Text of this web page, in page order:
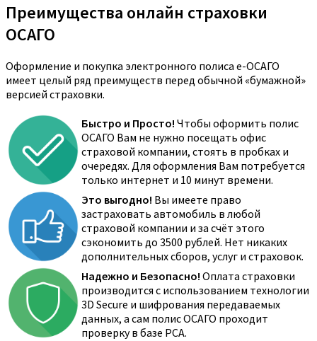
Преимущества онлайн страховки
ОСАГО
Оформление и покупка электронного полиса е-ОСАГО
имеет целый ряд преимуществ перед обычной «бумажной»
версией страховки.
Быстро и Просто! Чтобы оформить полис
ОСАГО Вам не нужно посещать офис
страховой компании, стоять в пробках и
очередях. Для оформления Вам потребуется
только интернет и 10 минут времени.
Это выгодно! Вы имеете право
застраховать автомобиль в любой
страховой компании и за счёт этого
сэкономить до 3500 рублей. Нет никаких
дополнительных сборов, услуг и страховок.
Надежно и Безопасно! Оплата страховки
производится с использованием технологии
3D Secure и шифрования передаваемых
данных, а сам полис ОСАГО проходит
проверку в базе РСА.